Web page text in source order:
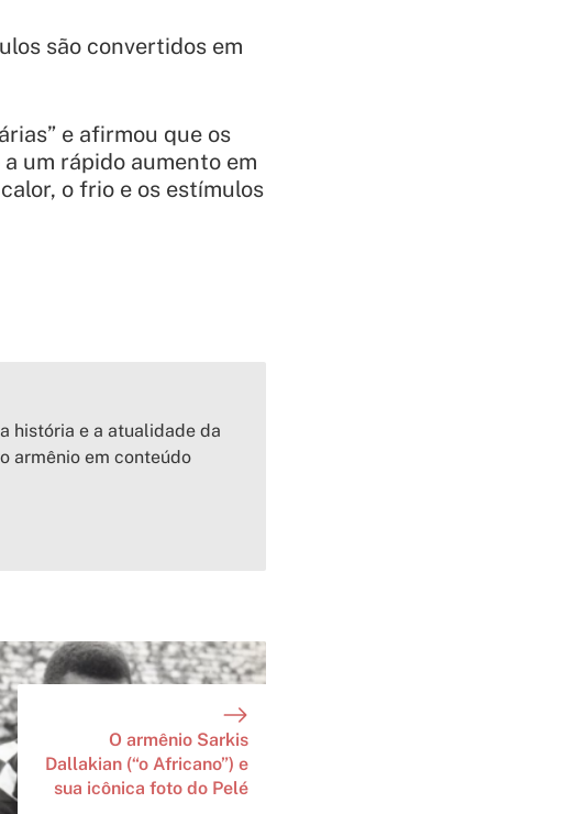
são convertidos em
e afirmou que os
um rápido aumento em
o frio e os estímulos
história e a atualidade da
armênio em conteúdo
O armênio Sarkis
Dallakian (“o Africano”) e
sua icônica foto do Pelé